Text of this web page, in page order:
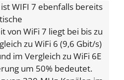
WIFI 7 ebenfalls bereits
von WiFi 7 liegt bei bis zu
zu WiFi 6 (9,6 Gbit/s)
im Vergleich zu WiFi 6E
um 50% bedeutet.